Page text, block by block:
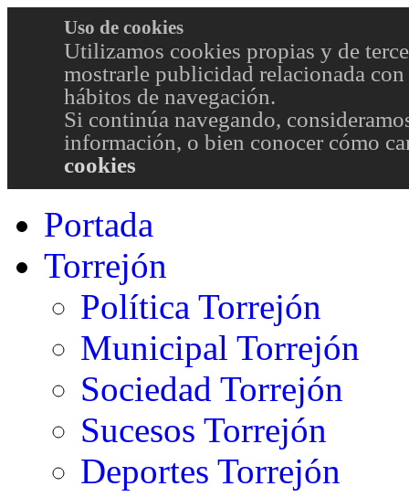
Uso de cookies
Utilizamos cookies propias y de
mostrarle publicidad relacionada
hábitos de navegación.
Si continúa navegando,
información, o bien conocer cómo
cookies
Portada
Torrejón
Política Torrejón
Municipal Torrejón
Sociedad Torrejón
Sucesos Torrejón
Deportes Torrejón